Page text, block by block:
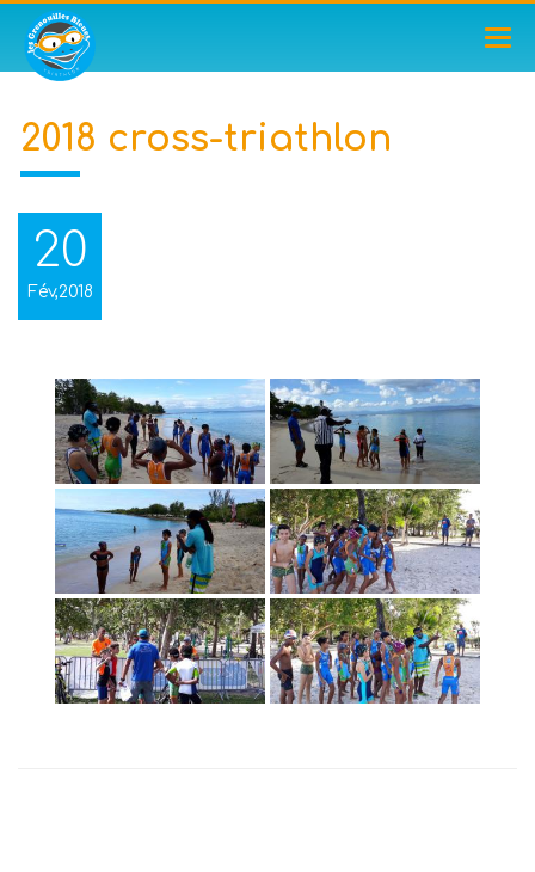
2018 cross-triathlon
20
Fév,2018